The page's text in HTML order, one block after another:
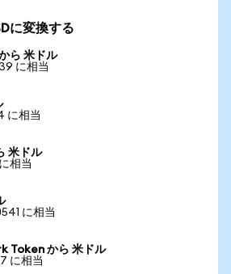
に変換する
ら 米ドル
に相当
に相当
米ドル
相当
に相当
Token から 米ドル
に相当